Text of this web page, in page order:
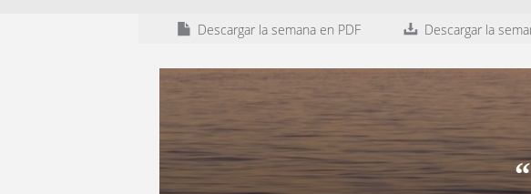
Descargar la semana en PDF Descargar la